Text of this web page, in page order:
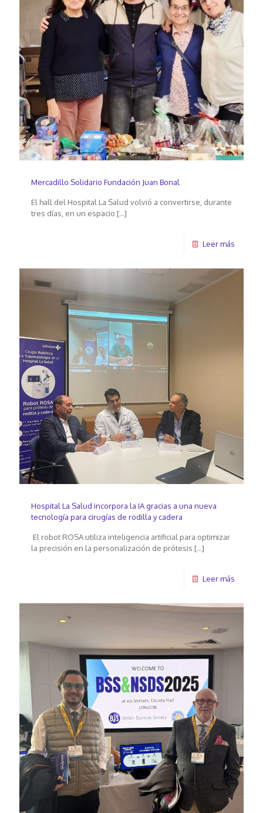
Mercadillo Solidario Fundación Juan Bonal
El hall del Hospital La Salud volvió a convertirse, durante
tres días, en un espacio […]
Leer más
Hospital La Salud incorpora la IA gracias a una nueva
tecnología para cirugías de rodilla y cadera
El robot ROSA utiliza inteligencia artificial para optimizar
la precisión en la personalización de prótesis […]
Leer más